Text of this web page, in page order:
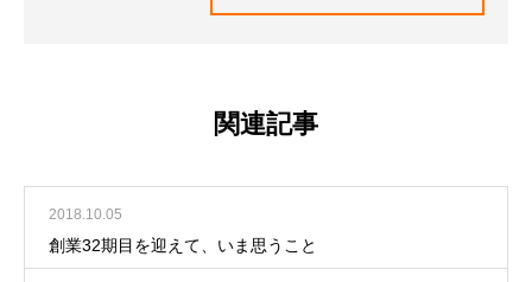
関連記事
2018.10.05
創業32期目を迎えて、いま思うこと